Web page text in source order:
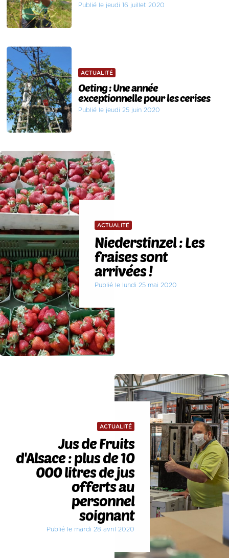
Publié le jeudi 16 juillet 2020
ACTUALITÉ
Oeting : Une année
exceptionnelle pour les cerises
Publié le jeudi 25 juin 2020
ACTUALITÉ
Niederstinzel : Les
fraises sont
arrivées !
Publié le lundi 25 mai 2020
ACTUALITÉ
Jus de Fruits
d'Alsace : plus de 10
000 litres de jus
offerts au
personnel
soignant
Publié le mardi 28 avril 2020